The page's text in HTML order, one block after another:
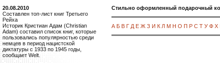
20.08.2010
Составлен топ-лист книг Третьего
Рейха
Историк Кристиан Адам (Christian
Adam) составил список книг, которые
пользовались популярностью среди
немцев в период нацистской
диктатуры с 1933 по 1945 годы,
сообщает Welt.
Стильно оформленный подарочный
А Б В Г Д Е Ж З И К Л М Н О П Р С Т У Ф Х